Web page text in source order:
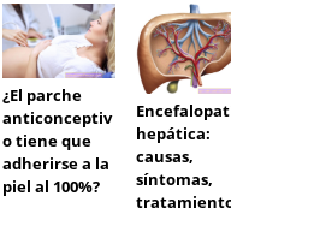
¿El parche
anticonceptiv
o tiene que
adherirse a la
piel al 100%?
Encefalopatía
hepática:
causas,
síntomas,
tratamiento.